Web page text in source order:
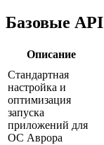
Базовые API
Описание
Стандартная
настройка и
оптимизация
запуска
приложений для
ОС Аврора